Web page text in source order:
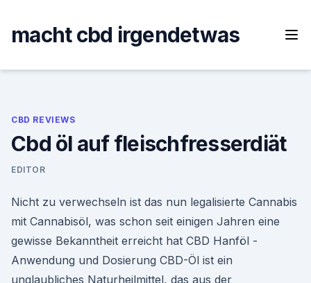
content
macht cbd irgendetwas
CBD REVIEWS
Cbd öl auf fleischfresserdiät
EDITOR
Nicht zu verwechseln ist das nun legalisierte Cannabis
mit Cannabisöl, was schon seit einigen Jahren eine
gewisse Bekanntheit erreicht hat CBD Hanföl -
Anwendung und Dosierung CBD-Öl ist ein
unglaubliches Naturheilmittel, das aus der